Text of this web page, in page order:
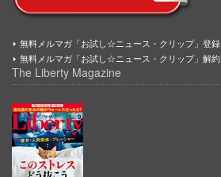
無料メルマガ「お試し☆ニュース・クリップ」登録
無料メルマガ「お試し☆ニュース・クリップ」解約
The Liberty Magazine